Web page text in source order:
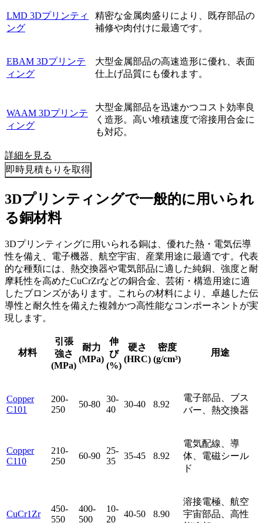
LMD 3Dプリンティ
ング
精密な金属肉盛りにより、既存部品の
補修や肉付けに最適です。
EBAM 3Dプリンテ
ィング
大型金属部品の高速造形に優れ、表面
仕上げ品質にも優れます。
WAAM 3Dプリンテ
ィング
大型金属部品を迅速かつコスト効率良
く造形。高い堆積速度で溶接用合金に
も対応。
詳細を見る
即時見積もりを取得
3Dプリンティングで一般的に用いられ
る銅材料
3Dプリンティングに用いられる銅は、優れた熱・電気伝導
性を備え、電子機器、航空宇宙、産業用途に最適です。代表
的な種類には、熱交換器や電気部品に適した純銅、強度と耐
摩耗性を高めたCuCrZrなどの銅合金、芸術・構造用途に適
したブロンズがあります。これらの材料により、卓越した伝
導性と耐久性を備えた複雑かつ高性能なコンポーネントが実
現します。
材料
引張
強さ
(MPa)
耐力
(MPa)
伸
び
(%)
硬さ
(HRC)
密度
(g/cm³)
用途
Copper
C101
200-
250
50-80
30-
40
30-40 8.92
電子部品、ブス
バー、熱交換器
Copper
C110
210-
250
60-90
25-
35
35-45 8.92
電気配線、導
体、電磁シール
ド
CuCr1Zr
450-
550
400-
500
10-
20
40-50 8.90
溶接電極、航空
宇宙部品、高性